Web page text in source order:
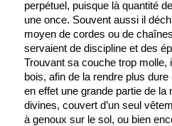
perpétuel, puisque là quantité
une once. Souvent aussi il
moyen de cordes ou de
servaient de discipline et des
Trouvant sa couche trop
bois, afin de la rendre plus
en effet une grande partie de
divines, couvert d’un seul
à genoux sur le sol, ou bien